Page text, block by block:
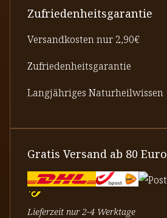
Zufriedenheitsgarantie
Versandkosten nur 2,90€
Zufriedenheitsgarantie
Langjähriges Naturheilwissen
Gratis Versand ab 80 Euro
Lieferzeit nur 2-4 Werktage